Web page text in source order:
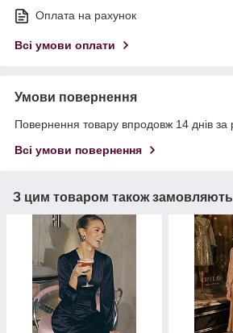
Оплата на рахунок
Всі умови оплати
Умови повернення
Повернення товару впродовж 14 днів за
Всі умови повернення
З цим товаром також замовляють